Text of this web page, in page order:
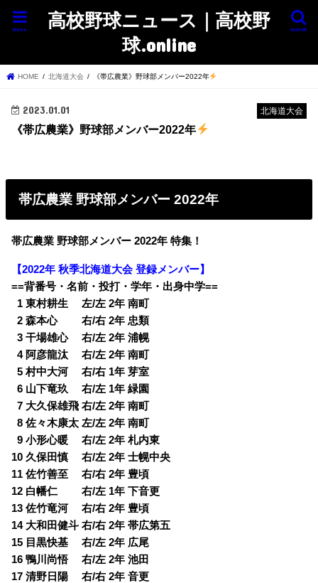
高校野球ニュース｜高校野
球.online
search
menu
HOME 北海道大会 《帯広農業》野球部メンバー2022年
北海道大会
2023.01.01
《帯広農業》野球部メンバー2022年
帯広農業 野球部メンバー 2022年
帯広農業 野球部メンバー 2022年 特集！
【2022年 秋季北海道大会 登録メンバー】
==背番号・名前・投打・学年・出身中学==
1 東村耕生 左/左 2年 南町
02 森本心 右/右 2年 忠類
03 干場雄心 右/左 2年 浦幌
04 阿彦龍汰 右/左 2年 南町
05 村中大河 右/右 1年 芽室
06 山下竜玖 右/左 1年 緑園
07 大久保雄飛 右/左 2年 南町
08 佐々木康太 左/左 2年 南町
09 小形心暖 右/左 2年 札内東
10 久保田慎 右/左 2年 士幌中央
11 佐竹善至 右/右 2年 豊頃
12 白幡仁 右/左 1年 下音更
13 佐竹竜河 右/右 2年 豊頃
14 大和田健斗 右/右 2年 帯広第五
15 目黒快基 右/左 2年 広尾
16 鴨川尚悟 右/左 2年 池田
17 清野日陽 右/右 2年 音更